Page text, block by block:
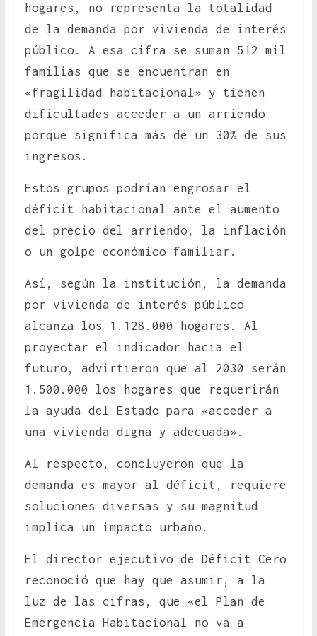
hogares, no representa la totalidad
de la demanda por vivienda de interés
público. A esa cifra se suman 512 mil
familias que se encuentran en
«fragilidad habitacional» y tienen
dificultades acceder a un arriendo
porque significa más de un 30% de sus
ingresos.
Estos grupos podrían engrosar el
déficit habitacional ante el aumento
del precio del arriendo, la inflación
o un golpe económico familiar.
Así, según la institución, la demanda
por vivienda de interés público
alcanza los 1.128.000 hogares. Al
proyectar el indicador hacia el
futuro, advirtieron que al 2030 serán
1.500.000 los hogares que requerirán
la ayuda del Estado para «acceder a
una vivienda digna y adecuada».
Al respecto, concluyeron que la
demanda es mayor al déficit, requiere
soluciones diversas y su magnitud
implica un impacto urbano.
El director ejecutivo de Déficit Cero
reconoció que hay que asumir, a la
luz de las cifras, que «el Plan de
Emergencia Habitacional no va a